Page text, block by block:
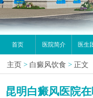
首页 医院简介 医生
主页 > 白癜风饮食 > 正文
昆明白癜风医院